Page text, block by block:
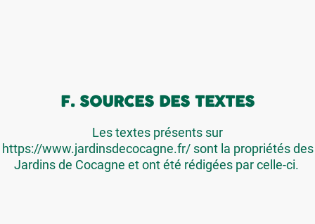
F. SOURCES DES TEXTES
Les textes présents sur
https://www.jardinsdecocagne.fr/ sont la propriétés des
Jardins de Cocagne et ont été rédigées par celle-ci.